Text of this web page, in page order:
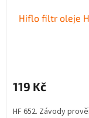
Hiflo filtr oleje
119 Kč
HF 652. Závody